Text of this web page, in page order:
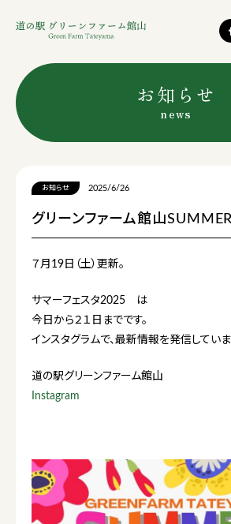
お知らせ
news
お知らせ 2025/6/26
グリーンファーム館山
７月19日（土）更新。
サマーフェスタ2025 は
今日から２１日までです。
インスタグラムで、最新情報を発信していま
道の駅グリーンファーム館山
Instagram